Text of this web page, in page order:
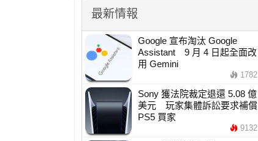
最新情報
Google 宣布淘汰 Google
Assistant 9 月 4 日起全面改
用 Gemini
1782
Sony 獲法院裁定退還 5.08 億
美元 玩家集體訴訟要求補償
PS5 買家
9132